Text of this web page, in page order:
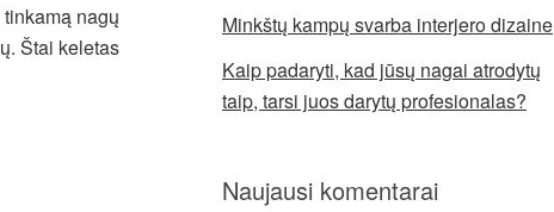
nagų
Štai keletas
Minkštų kampų svarba interjero dizaine
Kaip padaryti, kad jūsų nagai atrodytų
taip, tarsi juos darytų profesionalas?
Naujausi komentarai